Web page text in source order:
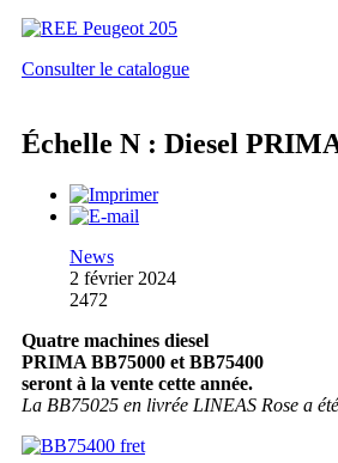
Consulter le catalogue
Échelle N : Diesel
News
2 février 2024
2472
Quatre machines diesel
PRIMA BB75000 et BB75400
seront à la vente cette année.
La BB75025 en livrée LINEAS Rose a